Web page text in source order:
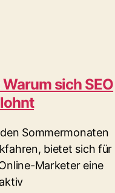
sich SEO
Sommermonaten
bietet sich für
Marketer eine